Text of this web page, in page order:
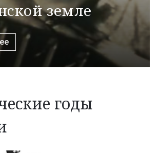
земле
годы